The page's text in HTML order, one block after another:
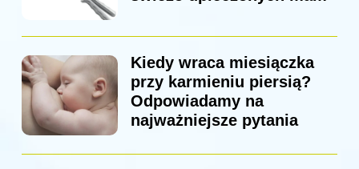
Kiedy wraca miesiączka
przy karmieniu piersią?
Odpowiadamy na
najważniejsze pytania